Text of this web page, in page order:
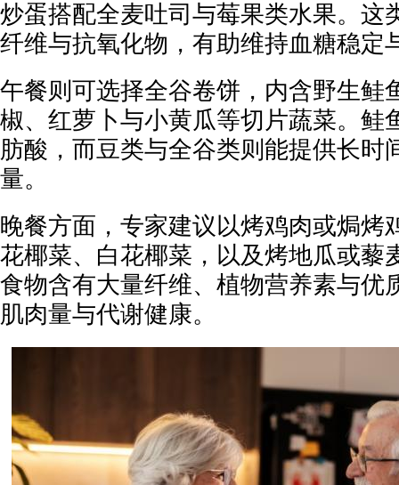
炒蛋搭配全麦吐司与莓果类水果。这
纤维与抗氧化物，有助维持血糖稳定
午餐则可选择全谷卷饼，内含野生鲑
椒、红萝卜与小黄瓜等切片蔬菜。鲑
肪酸，而豆类与全谷类则能提供长时
量。
晚餐方面，专家建议以烤鸡肉或焗烤
花椰菜、白花椰菜，以及烤地瓜或藜
食物含有大量纤维、植物营养素与优
肌肉量与代谢健康。